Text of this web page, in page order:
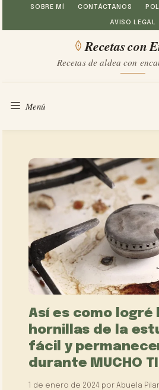
Saltar
al
SOBRE MÍ CONTÁCTANOS
AVISO LEGAL
Recetas con
Recetas de aldea con
Menú
Así es como logré
hornillas de la
fácil y
durante MUCHO
1 de enero de 2024 por Abuela